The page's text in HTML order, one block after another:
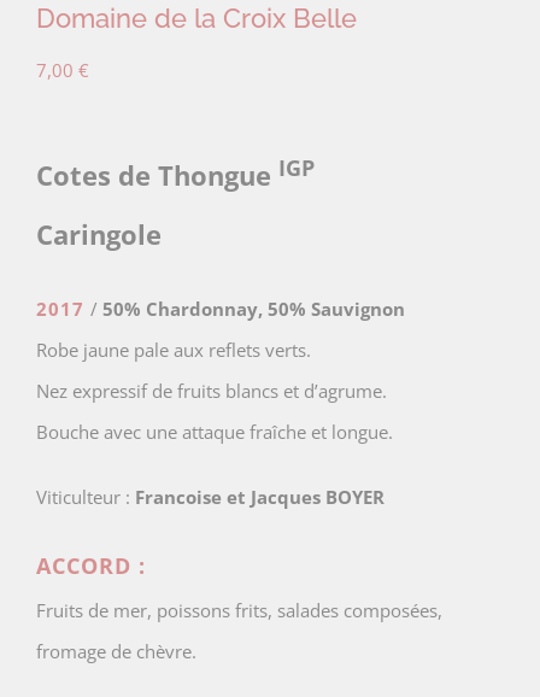
Domaine de la Croix Belle
7,00 €
Cotes de Thongue IGP
Caringole
2017 / 50% Chardonnay, 50% Sauvignon
Robe jaune pale aux reflets verts.
Nez expressif de fruits blancs et d’agrume.
Bouche avec une attaque fraîche et longue.
Viticulteur : Francoise et Jacques BOYER
ACCORD :
Fruits de mer, poissons frits, salades composées,
fromage de chèvre.